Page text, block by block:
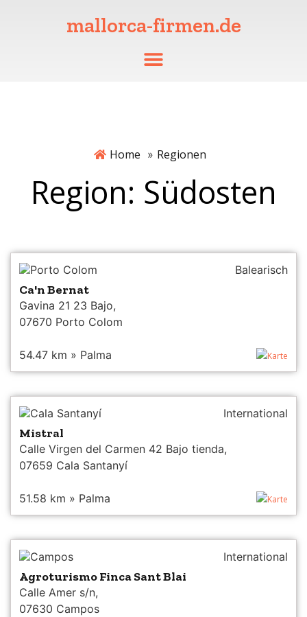
mallorca-firmen.de
Home » Regionen
Region: Südosten
Porto Colom Balearisch
Ca'n Bernat
Gavina 21 23 Bajo,
07670 Porto Colom
54.47 km » Palma Karte
Cala Santanyí International
Mistral
Calle Virgen del Carmen 42 Bajo tienda,
07659 Cala Santanyí
51.58 km » Palma Karte
Campos International
Agroturismo Finca Sant Blai
Calle Amer s/n,
07630 Campos